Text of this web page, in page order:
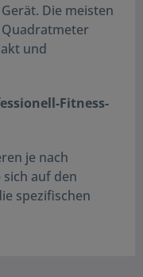
Die meisten
und
Fitness-
je nach
auf den
spezifischen